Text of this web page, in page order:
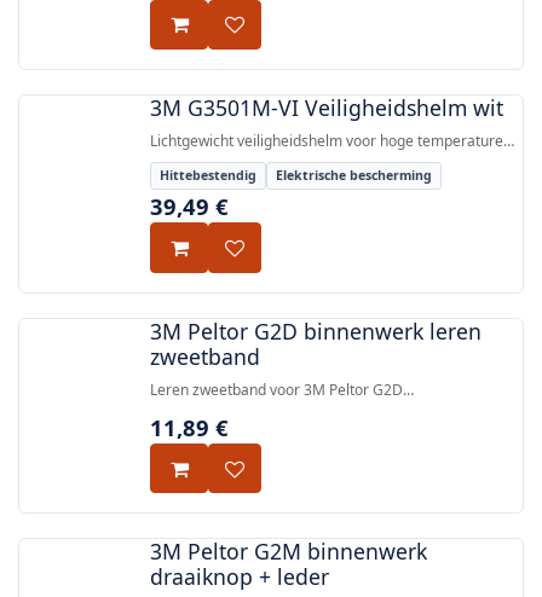
3M G3501M-VI Veiligheidshelm wit
Lichtgewicht veiligheidshelm voor hoge temperaturen
met ratelband, elektrisch geïsoleerd tot 1000 V volgens
EN 50365, geschikt voor gebruik van -30 °C tot +150 °C.
Hittebestendig Elektrische bescherming
39,49 €
3M Peltor G2D binnenwerk leren
zweetband
Leren zweetband voor 3M Peltor G2D
eenvoudige vervanging van het originele systeem.
11,89 €
3M Peltor G2M binnenwerk
draaiknop + leder